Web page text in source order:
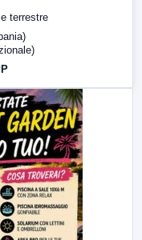
LabNews (replica)
terrestre